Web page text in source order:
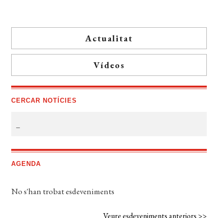
Actualitat
Vídeos
CERCAR NOTÍCIES
AGENDA
No s'han trobat esdeveniments
Veure esdeveniments anteriors >>